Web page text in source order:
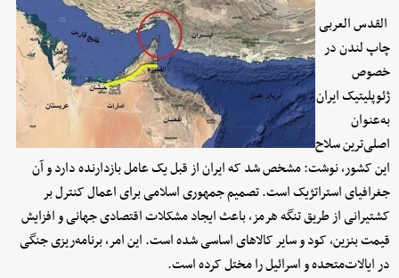
القدس العربی
چاپ لندن در
خصوص
ژئوپلیتیک ایران
به‌عنوان
اصلی‌ترین سلاح
این کشور، نوشت: مشخص شد که ایران از قبل یک عامل بازدارنده دارد و آن
جغرافیای استراتژیک است. تصمیم جمهوری اسلامی برای اعمال کنترل بر
کشتیرانی از طریق تنگه هرمز، باعث ایجاد مشکلات اقتصادی جهانی و افزایش
قیمت بنزین، کود و سایر کالاهای اساسی شده است. این امر، برنامه‌ریزی جنگی
در ایالات‌متحده و اسرائیل را مختل کرده است.